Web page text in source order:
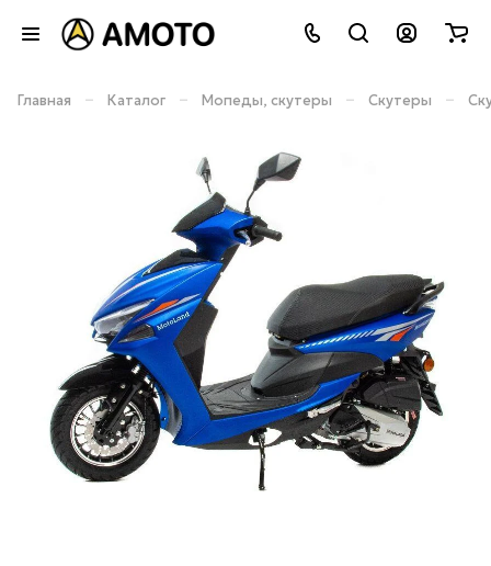
Главная – Каталог – Мопеды, скутеры – Скутеры –